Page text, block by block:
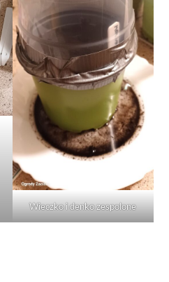
Wieczko i denko zespolone